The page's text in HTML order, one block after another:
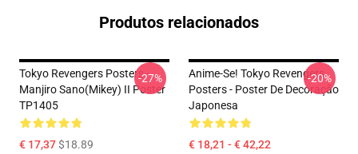
Produtos relacionados
Tokyo Revengers Posters -
Manjiro Sano(Mikey) II Poster
TP1405
€ 17,37$18.89
-27%
Anime-Se! Tokyo Revengers
Posters - Poster De Decoração
Japonesa
€ 18,21 - € 42,22
-20%